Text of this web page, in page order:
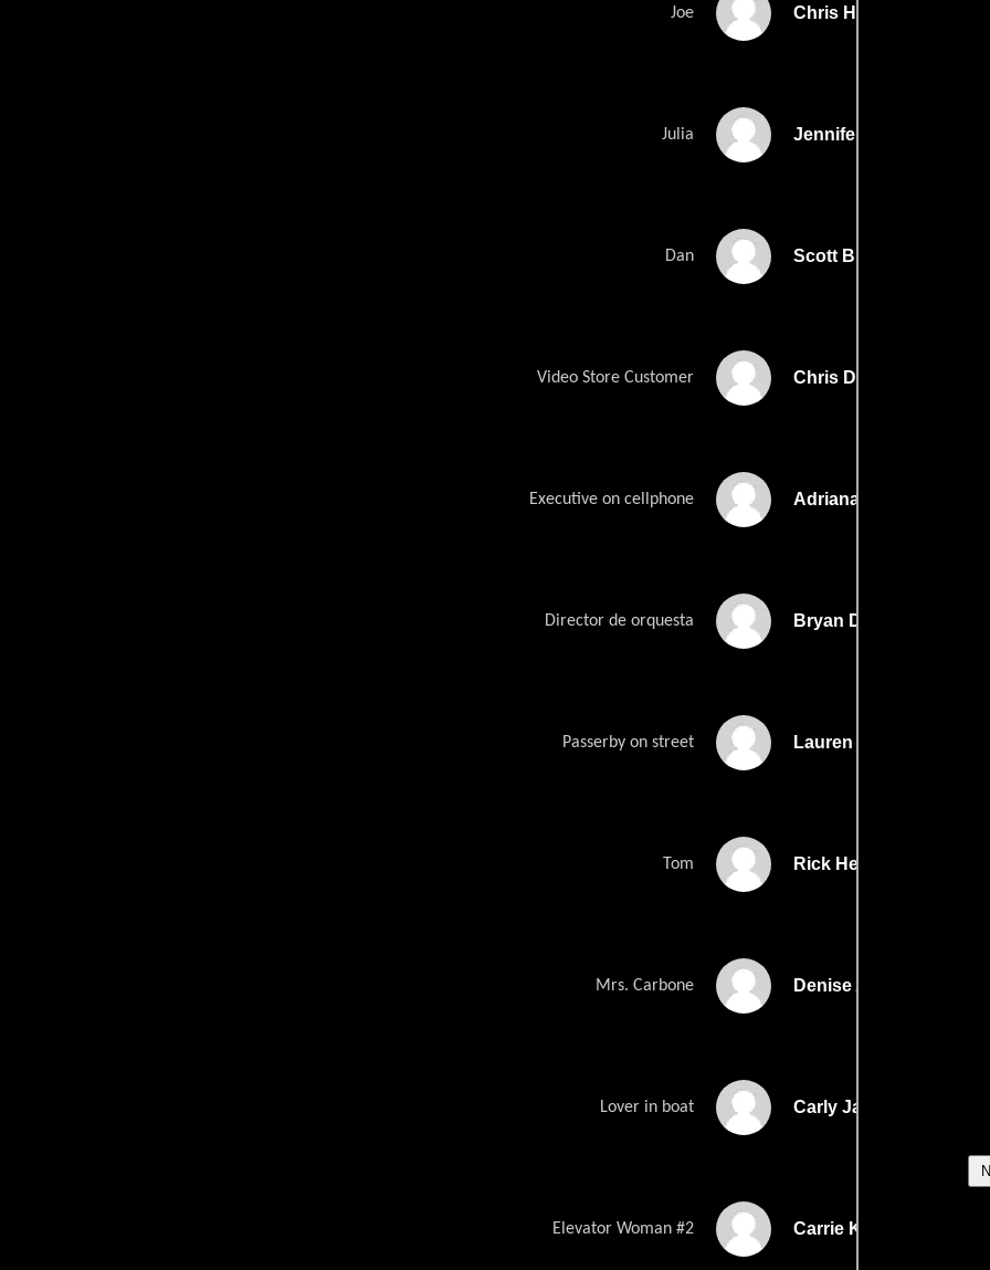
Joe Chris Henry Coffey
Julia Jennifer Mudge
Dan Scott Brooks
Video Store Customer Chris Dallas
Executive on cellphone Adriana Davis
Director de orquesta Bryan Durr
Passerby on street Lauren Flick
Tom Rick Henrickson
Mrs. Carbone Denise Alessandria
Lover in boat Carly Jara
Elevator Woman #2 Carrie Keranen